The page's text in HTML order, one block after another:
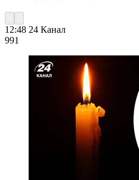
12:48 24 Канал
991